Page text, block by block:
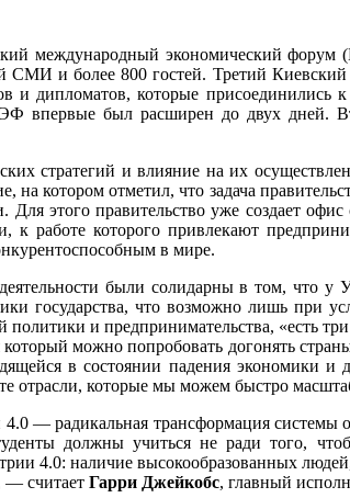
международный экономический
СМИ и более 800 гостей. Третий
и дипломатов, которые
впервые был расширен до двух дней.
и влияние на их
на котором отметил, что задача
этого правительство уже создает
работе которого привлекают
в мире.
были солидарны в том, что
государства, что возможно лишь при
и предпринимательства, «есть
можно попробовать догонять
в состоянии падения экономики и
которые мы можем быстро
— радикальная трансформация системы
должны учиться не ради того,
4.0: наличие высокообразованных
— считает Гарри Джейкобс, главный